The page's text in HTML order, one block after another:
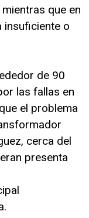
que en
insuficiente o
de 90
las fallas en
el problema
cerca del
presenta